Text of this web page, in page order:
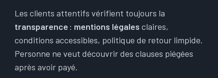
Les clients attentifs vérifient toujours la
transparence : mentions légales claires,
conditions accessibles, politique de retour limpide.
Personne ne veut découvrir des clauses piégées
après avoir payé.